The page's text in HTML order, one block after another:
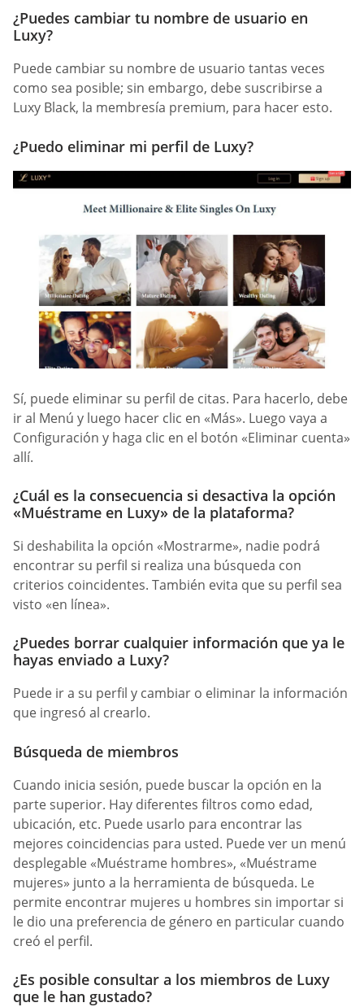
¿Puedes cambiar tu nombre de usuario en
Luxy?
Puede cambiar su nombre de usuario tantas veces
como sea posible; sin embargo, debe suscribirse a
Luxy Black, la membresía premium, para hacer esto.
¿Puedo eliminar mi perfil de Luxy?
Sí, puede eliminar su perfil de citas. Para hacerlo, debe
ir al Menú y luego hacer clic en «Más». Luego vaya a
Configuración y haga clic en el botón «Eliminar cuenta»
allí.
¿Cuál es la consecuencia si desactiva la opción
«Muéstrame en Luxy» de la plataforma?
Si deshabilita la opción «Mostrarme», nadie podrá
encontrar su perfil si realiza una búsqueda con
criterios coincidentes. También evita que su perfil sea
visto «en línea».
¿Puedes borrar cualquier información que ya le
hayas enviado a Luxy?
Puede ir a su perfil y cambiar o eliminar la información
que ingresó al crearlo.
Búsqueda de miembros
Cuando inicia sesión, puede buscar la opción en la
parte superior. Hay diferentes filtros como edad,
ubicación, etc. Puede usarlo para encontrar las
mejores coincidencias para usted. Puede ver un menú
desplegable «Muéstrame hombres», «Muéstrame
mujeres» junto a la herramienta de búsqueda. Le
permite encontrar mujeres u hombres sin importar si
le dio una preferencia de género en particular cuando
creó el perfil.
¿Es posible consultar a los miembros de Luxy
que le han gustado?